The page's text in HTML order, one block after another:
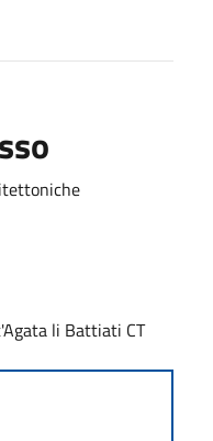
li Battiati CT